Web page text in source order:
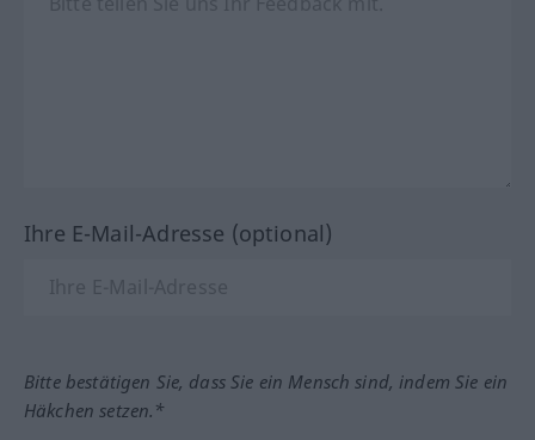
Ihre E-Mail-Adresse (optional)
Bitte bestätigen Sie, dass Sie ein Mensch sind, indem Sie ein
Häkchen setzen.*